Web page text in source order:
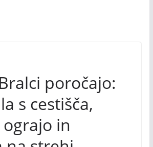
poročajo:
s cestišča,
in